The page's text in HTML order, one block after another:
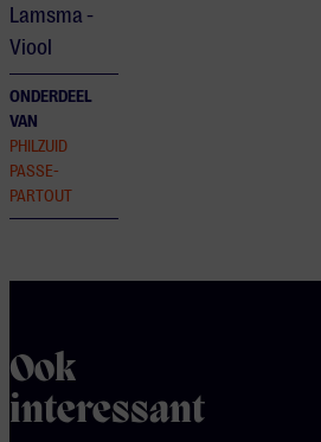
Lamsma -
Viool
ONDERDEEL
VAN
PHILZUID
PASSE-
PARTOUT
Ook
interessant